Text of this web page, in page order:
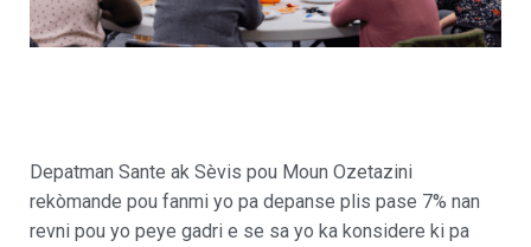
Depatman Sante ak Sèvis pou Moun Ozetazini
rekòmande pou fanmi yo pa depanse plis pase 7% nan
revni pou yo peye gadri e se sa yo ka konsidere ki pa